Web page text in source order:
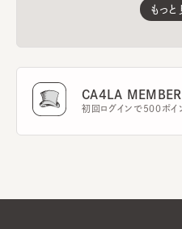
もっと
CA4LA
初回ログインで500ポイ